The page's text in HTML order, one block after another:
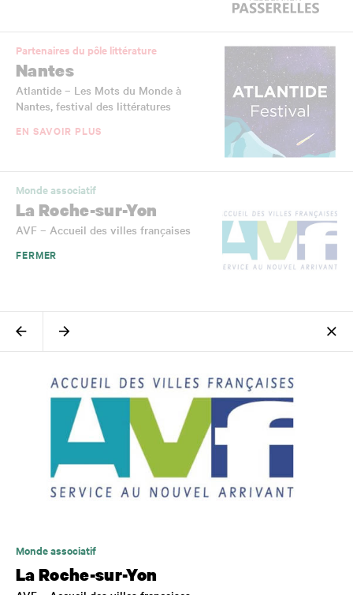
Monde associatif
La Roche-sur-Yon
Partenaires du pôle littérature
Nantes
Atlantide – Les Mots du Monde à
Nantes, festival des littératures
EN SAVOIR PLUS
Monde associatif
La Roche-sur-Yon
AVF – Accueil des villes françaises
FERMER